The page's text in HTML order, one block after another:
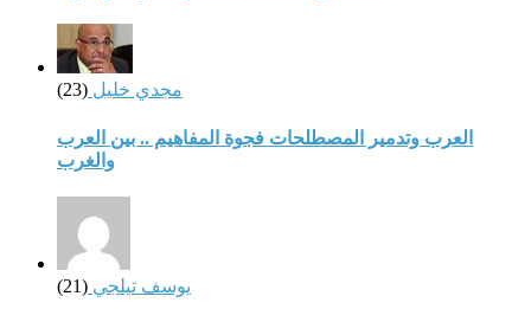
مجدي خليل (23)
العرب وتدمير المصطلحات فجوة المفاهيم .. بين العرب
والغرب
يوسف تيلجي (21)